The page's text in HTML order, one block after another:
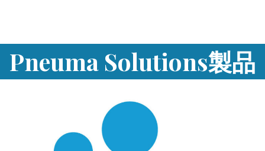
Pneuma Solutions製品